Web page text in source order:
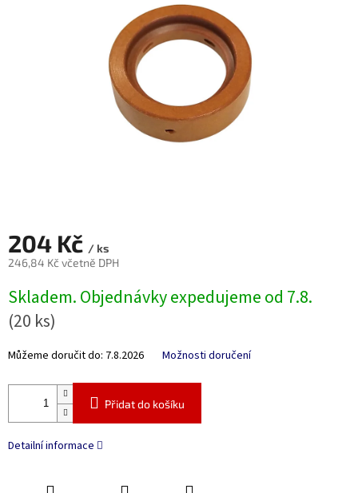
204 Kč / ks
246,84 Kč včetně DPH
cena:
Skladem. Objednávky expedujeme od 7.8.
(20 ks)
Můžeme doručit do: 7.8.2026 Možnosti doručení
Přidat do košíku
Detailní informace